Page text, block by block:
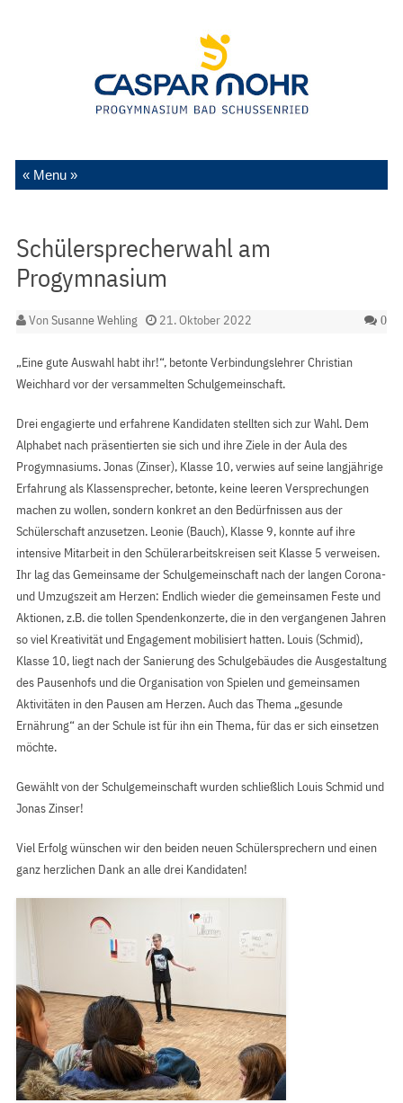
Zum Inhalt springen
Schülersprecherwahl am
Progymnasium
VonSusanne Wehling 21. Oktober 2022 0
„Eine gute Auswahl habt ihr!“, betonte Verbindungslehrer Christian
Weichhard vor der versammelten Schulgemeinschaft.
Drei engagierte und erfahrene Kandidaten stellten sich zur Wahl. Dem
Alphabet nach präsentierten sie sich und ihre Ziele in der Aula des
Progymnasiums. Jonas (Zinser), Klasse 10, verwies auf seine langjährige
Erfahrung als Klassensprecher, betonte, keine leeren Versprechungen
machen zu wollen, sondern konkret an den Bedürfnissen aus der
Schülerschaft anzusetzen. Leonie (Bauch), Klasse 9, konnte auf ihre
intensive Mitarbeit in den Schülerarbeitskreisen seit Klasse 5 verweisen.
Ihr lag das Gemeinsame der Schulgemeinschaft nach der langen Corona-
und Umzugszeit am Herzen: Endlich wieder die gemeinsamen Feste und
Aktionen, z.B. die tollen Spendenkonzerte, die in den vergangenen Jahren
so viel Kreativität und Engagement mobilisiert hatten. Louis (Schmid),
Klasse 10, liegt nach der Sanierung des Schulgebäudes die Ausgestaltung
des Pausenhofs und die Organisation von Spielen und gemeinsamen
Aktivitäten in den Pausen am Herzen. Auch das Thema „gesunde
Ernährung“ an der Schule ist für ihn ein Thema, für das er sich einsetzen
möchte.
Gewählt von der Schulgemeinschaft wurden schließlich Louis Schmid und
Jonas Zinser!
Viel Erfolg wünschen wir den beiden neuen Schülersprechern und einen
ganz herzlichen Dank an alle drei Kandidaten!